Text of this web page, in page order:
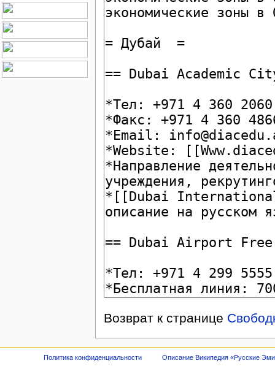
Возврат к странице
Политика конфиденциальности Описание Википедия «Русские